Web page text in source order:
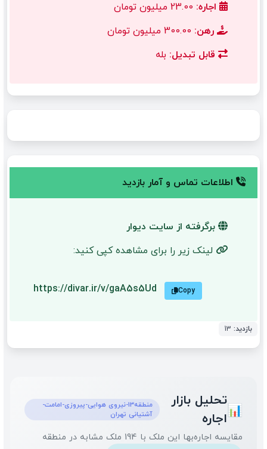
اجاره:
رهن:
قابل تبدیل: بله
اطلاعات تماس و آمار بازدید
برگرفته از سایت دیوار
لینک زیر را برای مشاهده کپی کنید:
https://divar.ir/v/gaA5s5Ud Copy
بازدید: 13
📊
تحلیل بازار
اجاره
منطقه13-نیروی هوایی-پیروزی-امامت-
آشتیانی تهران
مقایسه اجاره‌بها این ملک با 194 ملک مشابه در منطقه